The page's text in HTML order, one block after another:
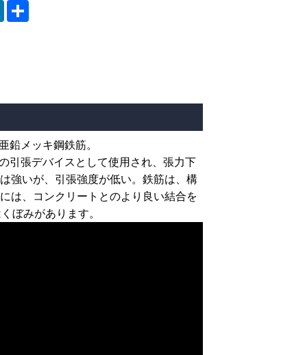
LinkedInShare
鉛メッキ鋼鉄筋。
引張デバイスとして使用され、張力下
強いが、引張強度が低い。鉄筋は、構
は、コンクリートとのより良い結合を
ぼみがあります。